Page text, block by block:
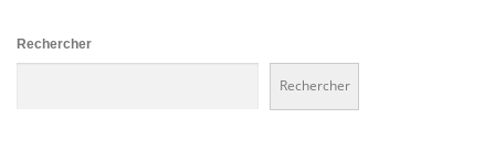
Rechercher
Rechercher